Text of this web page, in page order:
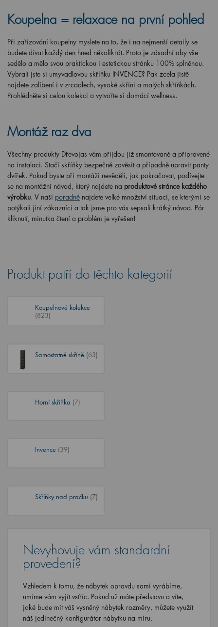
Koupelna = relaxace na první pohled
Při zařizování koupelny myslete na to, že i na nejmenší detaily se
budete dívat každý den hned několikrát. Proto je zásadní aby vše
sedělo a mělo svou praktickou i estetickou stránku 100% splněnou.
Vybrali jste si umyvadlovou skříňku INVENCE? Pak zcela jistě
najdete zalíbení i v zrcadlech, vysoké skříni a malých skříňkách.
Prohlédněte si celou kolekci a vytvořte si domácí wellness.
Montáž raz dva
Všechny produkty Dřevojas vám přijdou již smontované a připravené
na instalaci. Stačí skříňky bezpečně zavěsit a případně upravit panty
dvířek. Pokud byste při montáži nevěděli, jak pokračovat, podívejte
se na montážní návod, který najdete na produktové stránce každého
výrobku. V naší poradně najdete velké množství situací, se kterými se
potýkali jiní zákazníci a tak jsme pro vás sepsali krátký návod. Pár
kliknutí, minutka čtení a problém je vyřešen!
Produkt patří do těchto kategorií
Koupelnové kolekce
(823)
Samostatné skříně (63)
Horní skříňka (7)
Invence (39)
Skříňky nad pračku (7)
Nevyhovuje vám standardní
provedení?
Vzhledem k tomu, že nábytek opravdu sami vyrábíme,
umíme vám vyjít vstříc. Pokud už máte představu a víte,
jaké bude mít váš vysněný nábytek rozměry, můžete využít
náš jedinečný konfigurátor nábytku na míru.